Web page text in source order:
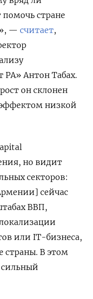
стране
— считает,
РА» Антон Табах.
он склонен
низкой
но видит
секторов:
сейчас
ВВП,
или IT-бизнеса,
страны. В этом
сильный